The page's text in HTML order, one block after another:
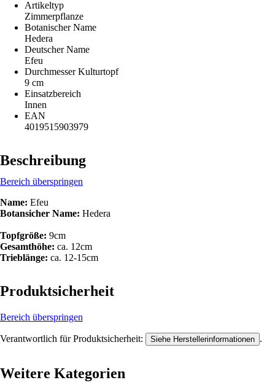
Artikeltyp
Zimmerpflanze
Botanischer Name
Hedera
Deutscher Name
Efeu
Durchmesser Kulturtopf
9 cm
Einsatzbereich
Innen
EAN
4019515903979
Beschreibung
Bereich überspringen
Name: Efeu
Botansicher Name: Hedera
Topfgröße: 9cm
Gesamthöhe: ca. 12cm
Trieblänge: ca. 12-15cm
Produktsicherheit
Bereich überspringen
Verantwortlich für Produktsicherheit: Siehe Herstellerinformationen .
Weitere Kategorien